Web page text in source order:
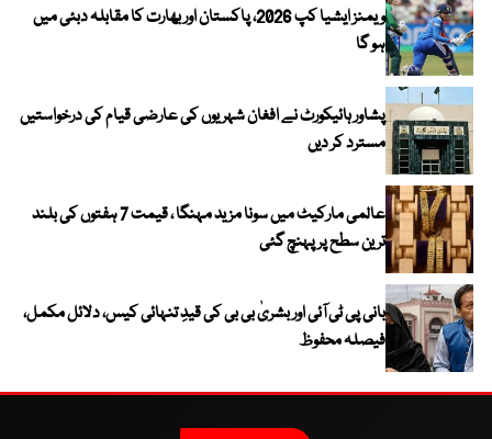
ویمنز ایشیا کپ 2026، پاکستان اور بھارت کا مقابلہ دبئی میں
ہو گا
پشاور ہائیکورٹ نے افغان شہریوں کی عارضی قیام کی درخواستیں
مسترد کر دیں
عالمی مارکیٹ میں سونا مزید مہنگا ، قیمت 7 ہفتوں کی بلند
ترین سطح پر پہنچ گئی
بانی پی ٹی آئی اور بشریٰ بی بی کی قیدِ تنہائی کیس، دلائل مکمل،
فیصلہ محفوظ